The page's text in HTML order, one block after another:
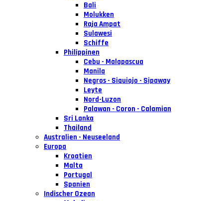
Bali
Molukken
Raja Ampat
Sulawesi
Schiffe
Philippinen
Cebu - Malapascua
Manila
Negros - Siquiojo - Sipaway
Leyte
Nord-Luzon
Palawan - Coron - Calamian
Sri Lanka
Thailand
Australien - Neuseeland
Europa
Kroatien
Malta
Portugal
Spanien
Indischer Ozean